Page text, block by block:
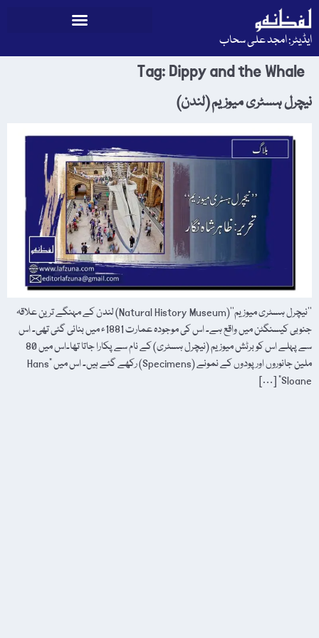
ایڈیٹر: امجد علی سحاب
Tag:Dippy and the Whale
نیچرل ہسٹری میوزیم (لندن)
’’نیچرل ہسٹری میوزیم‘‘(Natural History Museum) لندن کے مہنگے ترین علاقہ
جنوبی کیسنگٹن میں واقع ہے۔ اس کی موجودہ عمارت 1881ء میں بنائی گئی تھی۔ اس
سے پہلے اس کو برٹش میوزیم (نیچرل ہسٹری) کے نام سے پکارا جاتا تھا۔اس میں 80
ملین جانوروں اور پودوں کے نمونے (Specimens) رکھے گئے ہیں۔ اس میں "Hans
Sloane” […]